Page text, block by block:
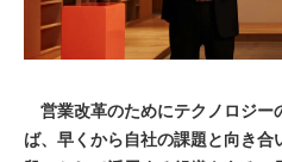
営業改革のためにテクノロジー
ば、早くから自社の課題と向き